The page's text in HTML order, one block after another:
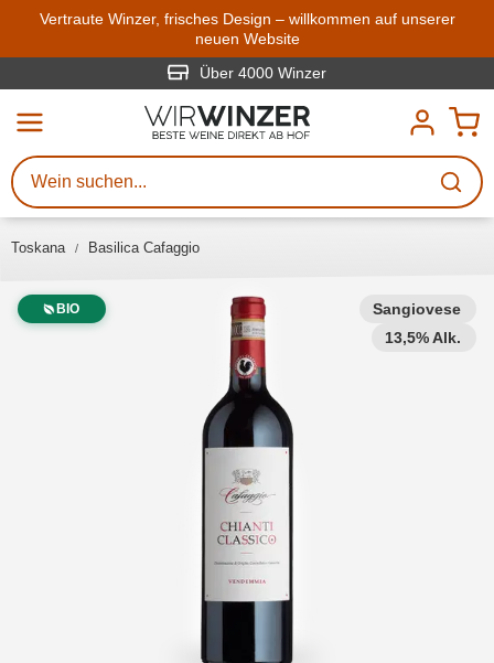
Zum Hauptinhalt springen
Vertraute Winzer, frisches Design – willkommen auf unserer
neuen Website
Über 4000 Winzer
Toskana Basilica Cafaggio
Sangiovese
13,5% Alk.
BIO
Weinsuche
Mindestens 3 Zeichen eingeben
Beschreiben Sie, welchen Wein
Sie suchen – ob nach Geschmack,
Region, Winzer oder anderen